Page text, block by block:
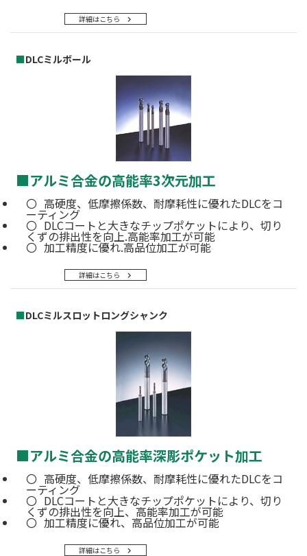
詳細はこちら
■DLCミルボール
詳細はこちら
■アルミ合金の高能率3次元加工
高硬度、低摩擦係数、耐摩耗性に優れたDLCをコ
ーティング
DLCコートと大きなチップポケットにより、切り
くずの排出性を向上.高能率加工が可能
加工精度に優れ.高品位加工が可能
■DLCミルスロットロングシャンク
詳細はこちら
■アルミ合金の高能率深彫ポケット加工
高硬度、低摩擦係数、耐摩耗性に優れたDLCをコ
ーティング
DLCコートと大きなチップポケットにより、切り
くずの排出性を向上、高能率加工が可能
加工精度に優れ、高品位加工が可能